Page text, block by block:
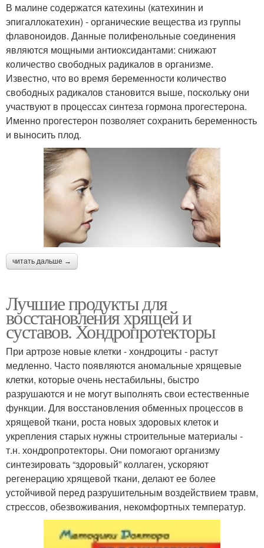
В малине содержатся катехины (катехинин и
эпигаллокатехин) - органические вещества из группы
флавоноидов. Данные полифенольные соединения
являются мощными антиоксидантами: снижают
количество свободных радикалов в организме.
Известно, что во время беременности количество
свободных радикалов становится выше, поскольку они
участвуют в процессах синтеза гормона прогестерона.
Именно прогестерон позволяет сохранить беременность
и выносить плод.
читать дальше →
Лучшие продукты для
восстановления хрящей и
суставов. Хондропротекторы
При артрозе новые клетки - хондроциты - растут
медленно. Часто появляются аномальные хрящевые
клетки, которые очень нестабильны, быстро
разрушаются и не могут выполнять свои естественные
функции. Для восстановления обменных процессов в
хрящевой ткани, роста новых здоровых клеток и
укрепления старых нужны строительные материалы -
т.н. хондропротекторы. Они помогают организму
синтезировать “здоровый” коллаген, ускоряют
регенерацию хрящевой ткани, делают ее более
устойчивой перед разрушительным воздействием травм,
стрессов, обезвоживания, некомфортных температур.